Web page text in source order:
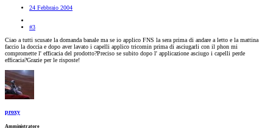
24 Febbraio 2004
#3
Ciao a tutti scusate la domanda banale ma se io applico FNS la sera prima di andare a letto e la mattina
faccio la doccia e dopo aver lavato i capelli applico tricomin prima di asciugarli con il phon mi
compromette l' efficacia del prodotto?Preciso se subito dopo l' applicazione asciugo i capelli perde
efficacia?Grazie per le risposte!
proxy
Amministratore